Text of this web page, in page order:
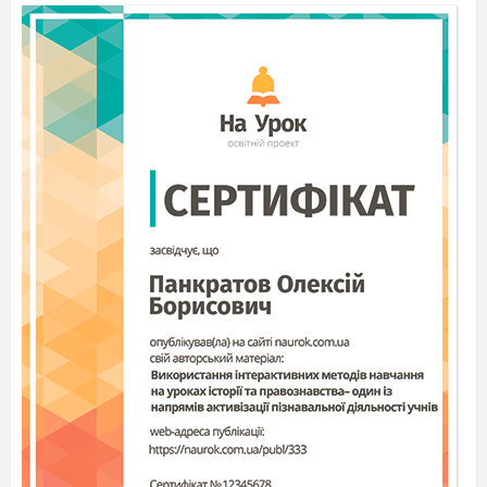
вивченніосновних методів підсумовування
збіжних та розбіжних рядів.
Числовим
рядом називають вираз
або
Числа
називаються його
членами, а
загальним членом
Утворимо скінчені суми:
ці суми називаються частинними сумами
числового ряду.
Якщо існує скінченна границя
послідовності частинних сум, то
ряд називаєтьсязбіжним, а число
вважають
його сумоюі записують: